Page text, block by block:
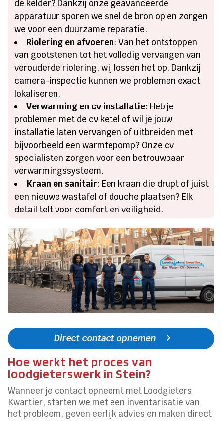
de kelder? Dankzij onze geavanceerde
apparatuur sporen we snel de bron op en zorgen
we voor een duurzame reparatie.
Riolering en afvoeren: Van het ontstoppen
van gootstenen tot het volledig vervangen van
verouderde riolering, wij lossen het op. Dankzij
camera-inspectie kunnen we problemen exact
lokaliseren.
Verwarming en cv installatie: Heb je
problemen met de cv ketel of wil je jouw
installatie laten vervangen of uitbreiden met
bijvoorbeeld een warmtepomp? Onze cv
specialisten zorgen voor een betrouwbaar
verwarmingssysteem.
Kraan en sanitair: Een kraan die drupt of juist
een nieuwe wastafel of douche plaatsen? Elk
detail telt voor comfort en veiligheid.
Direct contact opnemen
Hoe werkt het proces van
loodgieterswerk in Stein?
Wanneer je contact opneemt met Loodgieters
Kwartier, starten we met een inventarisatie van
het probleem, geven eerlijk advies en maken direct